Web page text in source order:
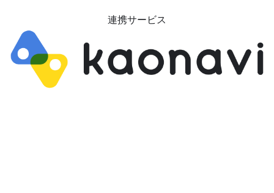
連携サービス